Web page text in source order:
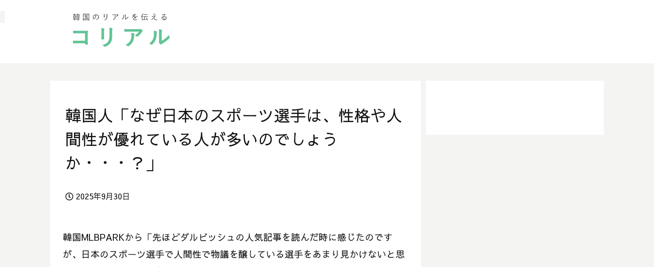
韓国人「なぜ日本のスポーツ選手は、性格や人
間性が優れている人が多いのでしょう
か・・・？」
2025年9月30日
韓国MLBPARKから「先ほどダルビッシュの人気記事を読んだ時に感じたのです
が、日本のスポーツ選手で人間性で物議を醸している選手をあまり見かけないと思